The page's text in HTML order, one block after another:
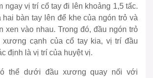
ngay vị trí cổ tay đi lên khoảng 1,5 tấc.
hai bàn tay lên để khe của ngón trỏ và
xen vào nhau. Trong đó, đầu ngón trỏ
xương cạnh của cổ tay kia, vị trí đầu
định là vị trí của huyệt vị.
thể dưới đầu xương quay nối với